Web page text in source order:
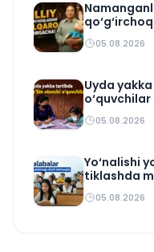
05.08.2026
Uyda
rejasi
05.08.2026
Yo‘nalishi
tiklashda
05.08.2026